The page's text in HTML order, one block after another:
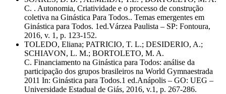
C. . Autonomia, Criatividade e o processo de construção
coletiva na Ginástica Para Todos.. Temas emergentes em
Ginástica para Todos. 1ed.Várzea Paulista – SP: Fontoura,
2016, v. 1, p. 123-152.
TOLEDO, Eliana; PATRICIO, T. L.; DESIDERIO, A.;
SCHIAVON, L. M.; BORTOLETO, M. A.
C. Financiamento na Ginástica para Todos: análise da
participação dos grupos brasileiros na World Gymnaestrada
2011 In: Ginástica para Todos.1 ed.Anápolis – GO: UEG –
Universidade Estadual de Giás, 2016, v.1, p. 267-286.